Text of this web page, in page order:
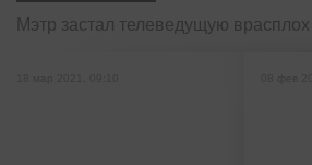
Мэтр застал телеведущую врасплох